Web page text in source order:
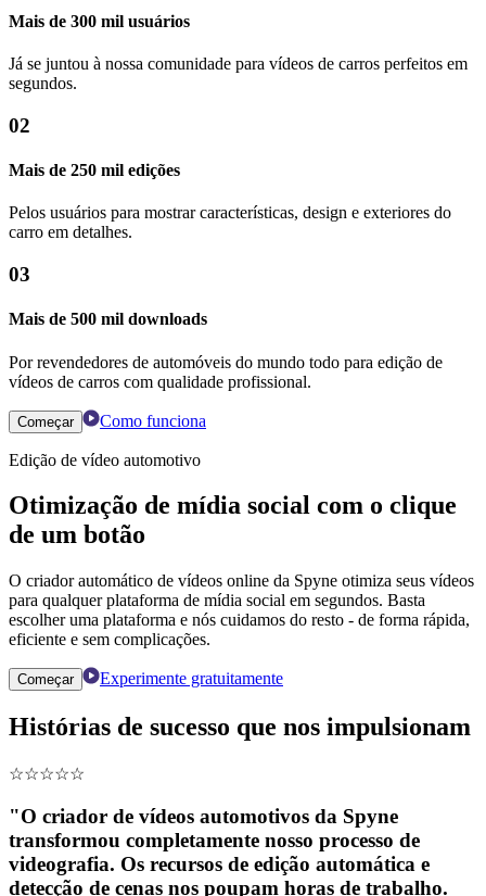
Mais de 300 mil usuários
Já se juntou à nossa comunidade para vídeos de carros perfeitos em
segundos.
02
Mais de 250 mil edições
Pelos usuários para mostrar características, design e exteriores do
carro em detalhes.
03
Mais de 500 mil downloads
Por revendedores de automóveis do mundo todo para edição de
vídeos de carros com qualidade profissional.
Começar Como funciona
Edição de vídeo automotivo
Otimização de mídia social com o clique
de um botão
O criador automático de vídeos online da Spyne otimiza seus vídeos
para qualquer plataforma de mídia social em segundos. Basta
escolher uma plataforma e nós cuidamos do resto - de forma rápida,
eficiente e sem complicações.
Começar Experimente gratuitamente
Histórias de sucesso que nos impulsionam
☆☆☆☆☆
"O criador de vídeos automotivos da Spyne
transformou completamente nosso processo de
videografia. Os recursos de edição automática e
detecção de cenas nos poupam horas de trabalho.